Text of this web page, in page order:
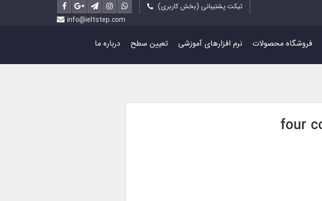
تیکت پشتیبانی (بخش کاربری)
info@ieltstep.com
فروشگاه محصولات نرم افزارهای آموزشی تعیین سطح درباره ما